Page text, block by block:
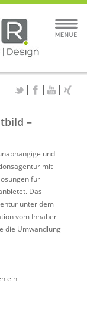
–
und
mit
für
Das
unter dem
vom Inhaber
die Umwandlung
ein